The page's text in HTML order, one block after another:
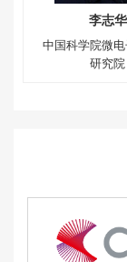
李志华
中国科学院微
研究院